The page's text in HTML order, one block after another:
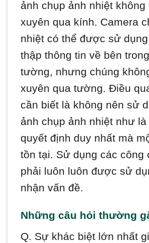
ảnh chụp ảnh nhiệt không
xuyên qua kính. Camera
nhiệt có thể được sử
thập thông tin về bên
tường, nhưng chúng
xuyên qua tường. Điều
cần biết là không nên sử
ảnh chụp ảnh nhiệt như là
quyết định duy nhất mà
tồn tại. Sử dụng các công
phải luôn luôn được sử
nhận vấn đề.
Những câu hỏi thường
Q. Sự khác biệt lớn nhất